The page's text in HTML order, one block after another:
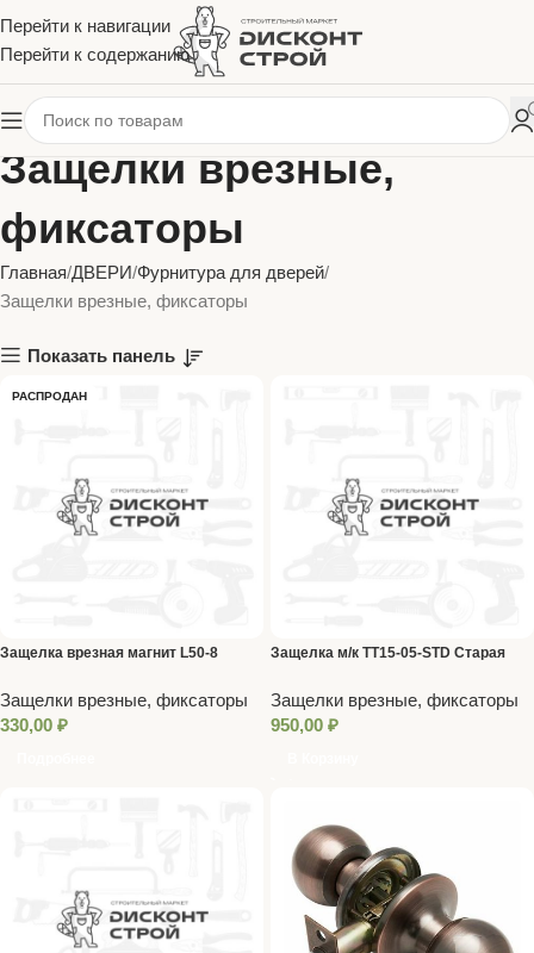
Перейти к навигации
Перейти к содержанию
Защелки врезные,
фиксаторы
Главная ДВЕРИ Фурнитура для дверей
Защелки врезные, фиксаторы
Показать панель
РАСПРОДАН
Защелка врезная магнит L50-8
Защелки врезные, фиксаторы
330,00 ₽
Защелка м/к ТТ15-05-STD Старая
Защелки врезные, фиксаторы
950,00 ₽